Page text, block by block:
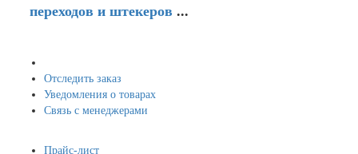
переходов и штекеров ...
Отследить заказ
Уведомления о товарах
Связь с менеджерами
Прайс-лист